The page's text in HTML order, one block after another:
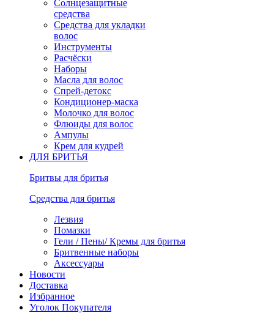
Солнцезащитные
средства
Средства для укладки
волос
Инструменты
Расчёски
Наборы
Масла для волос
Спрей-детокс
Кондиционер-маска
Молочко для волос
Флюиды для волос
Ампулы
Крем для кудрей
ДЛЯ БРИТЬЯ
Бритвы для бритья
Средства для бритья
Лезвия
Помазки
Гели / Пены/ Кремы для бритья
Бритвенные наборы
Аксессуары
Новости
Доставка
Избранное
Уголок Покупателя